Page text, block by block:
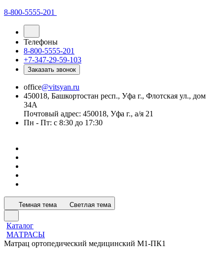
8-800-5555-201
Телефоны
8-800-5555-201
+7-347-29-59-103
Заказать звонок
office@vitsyan.ru
450018, Башкортостан респ., Уфа г., Флотская ул., дом
34А
Почтовый адрес: 450018, Уфа г., а/я 21
Пн - Пт: с 8:30 до 17:30
Темная тема Светлая тема
Каталог
МАТРАСЫ
Матрац ортопедический медицинский М1-ПК1